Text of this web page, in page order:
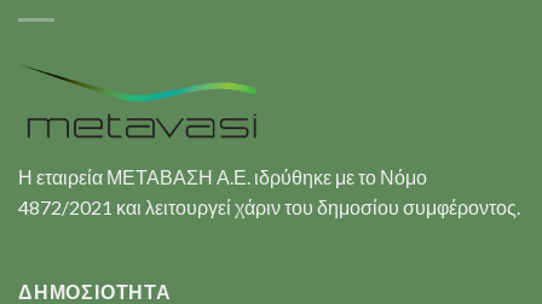
Η εταιρεία ΜΕΤΑΒΑΣΗ Α.Ε. ιδρύθηκε με το Νόμο
4872/2021 και λειτουργεί χάριν του δημοσίου συμφέροντος.
ΔΗΜΟΣΙΟΤΗΤΑ